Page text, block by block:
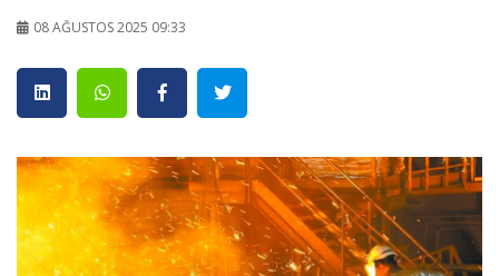
08 AĞUSTOS 2025 09:33